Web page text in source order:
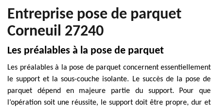
Entreprise pose de parquet
Corneuil 27240
Les préalables à la pose de parquet
Les préalables à la pose de parquet concernent essentiellement
le support et la sous-couche isolante. Le succès de la pose de
parquet dépend en majeure partie du support. Pour que
l’opération soit une réussite, le support doit être propre, dur et